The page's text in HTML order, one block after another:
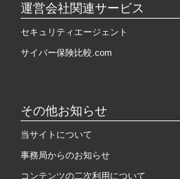
運営会社関連サービス
セキュリティエージェント
サイバー保険比較.com
その他お知らせ
当サイトについて
事務局からのお知らせ
コンテンツの二次利用について